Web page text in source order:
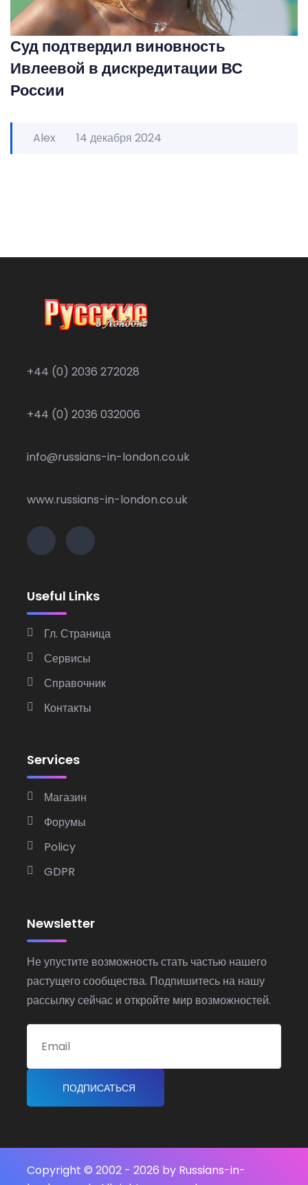
Суд подтвердил виновность
Ивлеевой в дискредитации ВС
России
Alex 14 декабря 2024
+44 (0) 2036 272028
+44 (0) 2036 032006
info@russians-in-london.co.uk
www.russians-in-london.co.uk
Useful Links
Гл. Страница
Сервисы
Справочник
Контакты
Services
Магазин
Форумы
Policy
GDPR
Newsletter
Не упустите возможность стать частью нашего
растущего сообщества. Подпишитесь на нашу
рассылку сейчас и откройте мир возможностей.
ПОДПИСАТЬСЯ
Copyright © 2002 - 2026 by Russians-in-